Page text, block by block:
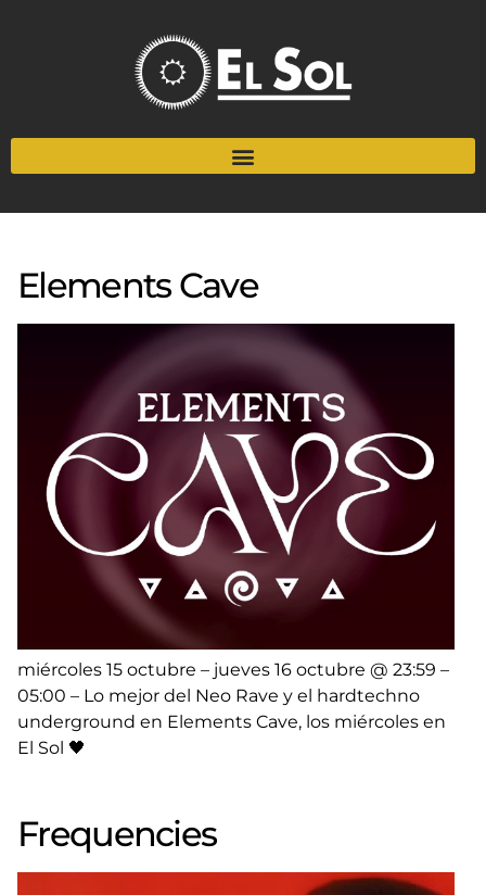
Elements Cave
miércoles 15 octubre – jueves 16 octubre @ 23:59 –
05:00 – Lo mejor del Neo Rave y el hardtechno
underground en Elements Cave, los miércoles en
El Sol 🖤
Frequencies